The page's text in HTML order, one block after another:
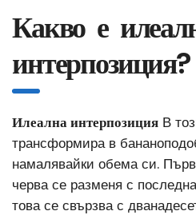
Какво е
интерпозиция?
Илеална интерпозиция В
трансформира в
намалявайки обема си.
черва се разменя с
това се свързва с